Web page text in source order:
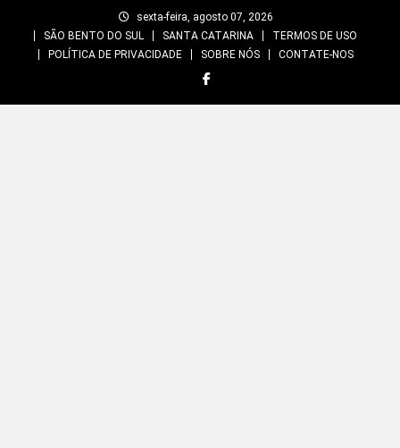
sexta-feira, agosto 07, 2026
SÃO BENTO DO SUL
SANTA CATARINA
TERMOS DE USO
POLÍTICA DE PRIVACIDADE
SOBRE NÓS CONTATE-NOS